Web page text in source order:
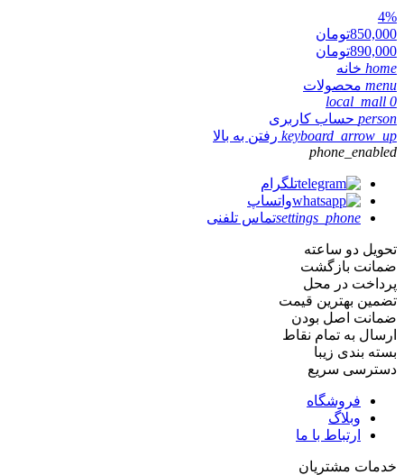
4%
850,000تومان
890,000تومان
home خانه
menu محصولات
local_mall 0
person حساب کاربری
keyboard_arrow_up رفتن به بالا
phone_enabled
تلگرام
واتساپ
settings_phoneتماس تلفنی
تحویل دو ساعته
ضمانت بازگشت
پرداخت در محل
تضمین بهترین قیمت
ضمانت اصل بودن
ارسال به تمام نقاط
بسته بندی زیبا
دسترسی سریع
فروشگاه
وبلاگ
ارتباط با ما
خدمات مشتریان